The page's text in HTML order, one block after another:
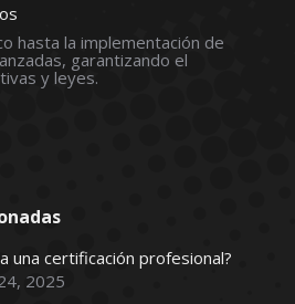
hasta la implementación de
garantizando el
y leyes.
una certificación profesional?
2025